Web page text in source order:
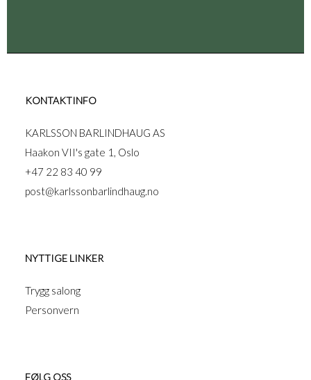
KONTAKTINFO
KARLSSON BARLINDHAUG AS
Haakon VII's gate 1, Oslo
+47 22 83 40 99
post@karlssonbarlindhaug.no
NYTTIGE LINKER
Trygg salong
Personvern
FØLG OSS